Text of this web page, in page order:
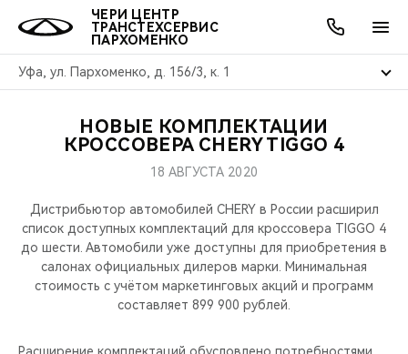
ЧЕРИ ЦЕНТР
ТРАНСТЕХСЕРВИС
ПАРХОМЕНКО
Уфа, ул. Пархоменко, д. 156/3, к. 1
МОДЕЛИ
КРОССОВЕРЫ
СЕДАНЫ
НОВИНКИ
ПОКУПАТЕЛЯМ
КРЕДИТ И СТРАХОВАНИЕ
ВЛАДЕЛЬЦАМ
ЗАПЧАСТИ И АКСЕССУАРЫ
ПОДДЕРЖКА
МИР CHERY
О БРЕНДЕ
CHERY В СОЦСЕТЯХ
АКЦИИ
ОНЛАЙН СЕРВИСЫ
КРЕДИТ
О КОМПАНИИ
МЫ В СОЦСЕТЯХ
НОВЫЕ КОМПЛЕКТАЦИИ
КРОССОВЕРА CHERY TIGGO 4
18 АВГУСТА 2020
Дистрибьютор автомобилей CHERY в России расширил
список доступных комплектаций для кроссовера TIGGO 4
до шести. Автомобили уже доступны для приобретения в
салонах официальных дилеров марки. Минимальная
стоимость с учётом маркетинговых акций и программ
составляет 899 900 рублей.